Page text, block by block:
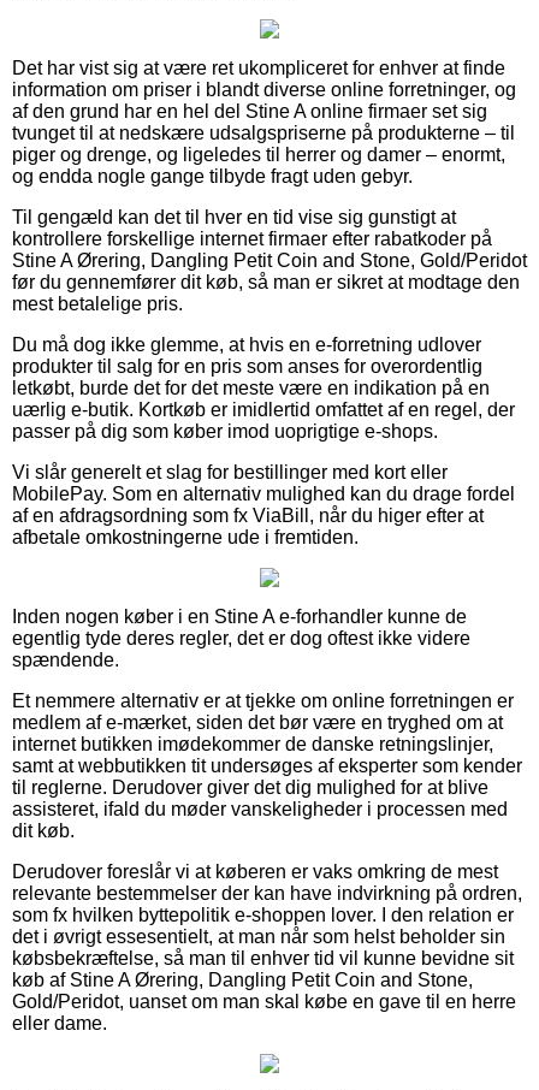
Det har vist sig at være ret ukompliceret for enhver at finde
information om priser i blandt diverse online forretninger, og
af den grund har en hel del Stine A online firmaer set sig
tvunget til at nedskære udsalgspriserne på produkterne – til
piger og drenge, og ligeledes til herrer og damer – enormt,
og endda nogle gange tilbyde fragt uden gebyr.
Til gengæld kan det til hver en tid vise sig gunstigt at
kontrollere forskellige internet firmaer efter rabatkoder på
Stine A Ørering, Dangling Petit Coin and Stone, Gold/Peridot
før du gennemfører dit køb, så man er sikret at modtage den
mest betalelige pris.
Du må dog ikke glemme, at hvis en e-forretning udlover
produkter til salg for en pris som anses for overordentlig
letkøbt, burde det for det meste være en indikation på en
uærlig e-butik. Kortkøb er imidlertid omfattet af en regel, der
passer på dig som køber imod uoprigtige e-shops.
Vi slår generelt et slag for bestillinger med kort eller
MobilePay. Som en alternativ mulighed kan du drage fordel
af en afdragsordning som fx ViaBill, når du higer efter at
afbetale omkostningerne ude i fremtiden.
Inden nogen køber i en Stine A e-forhandler kunne de
egentlig tyde deres regler, det er dog oftest ikke videre
spændende.
Et nemmere alternativ er at tjekke om online forretningen er
medlem af e-mærket, siden det bør være en tryghed om at
internet butikken imødekommer de danske retningslinjer,
samt at webbutikken tit undersøges af eksperter som kender
til reglerne. Derudover giver det dig mulighed for at blive
assisteret, ifald du møder vanskeligheder i processen med
dit køb.
Derudover foreslår vi at køberen er vaks omkring de mest
relevante bestemmelser der kan have indvirkning på ordren,
som fx hvilken byttepolitik e-shoppen lover. I den relation er
det i øvrigt essesentielt, at man når som helst beholder sin
købsbekræftelse, så man til enhver tid vil kunne bevidne sit
køb af Stine A Ørering, Dangling Petit Coin and Stone,
Gold/Peridot, uanset om man skal købe en gave til en herre
eller dame.